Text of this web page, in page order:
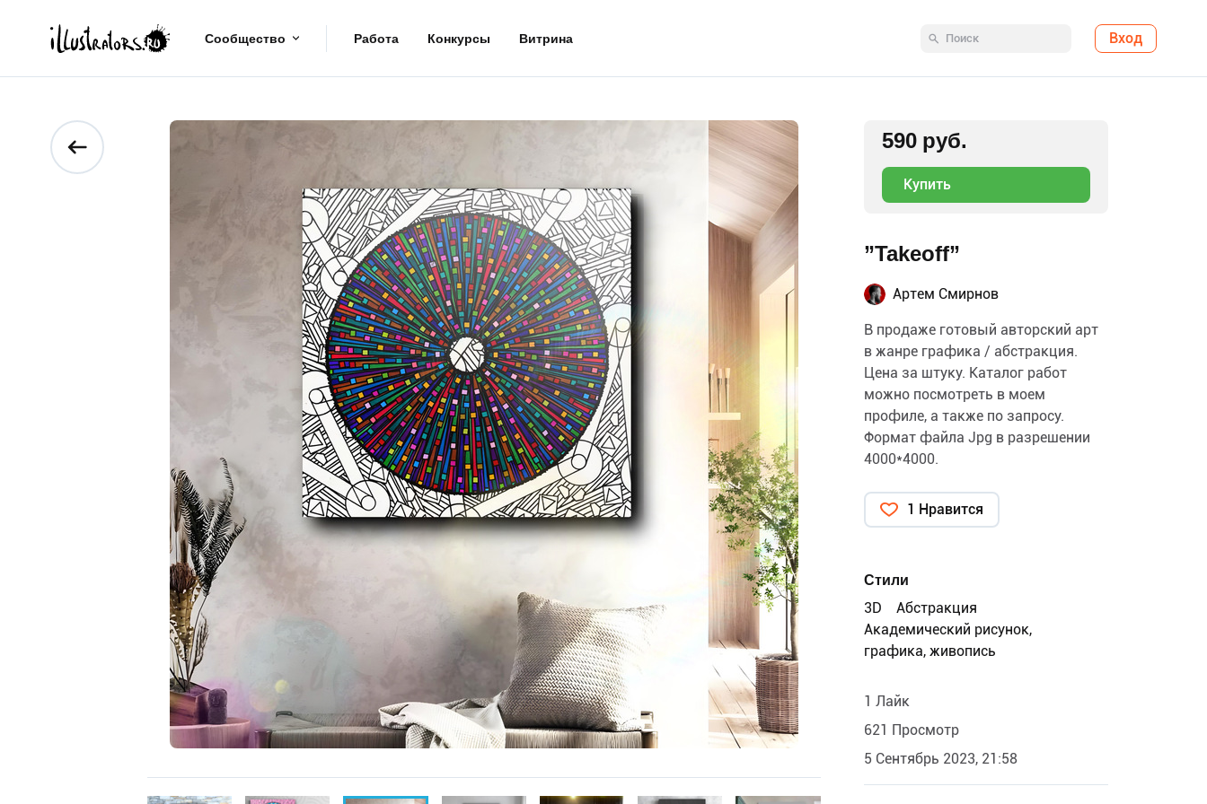
Сообщество Работа Конкурсы Витрина Вход
590 руб.
Купить
”Takeoff”
Артем Смирнов
В продаже готовый авторский арт
в жанре графика / абстракция.
Цена за штуку. Каталог работ
можно посмотреть в моем
профиле, а также по запросу.
Формат файла Jpg в разрешении
4000*4000.
1 Нравится
Стили
3D
Абстракция
Академический рисунок,
графика, живопись
1 Лайк
621 Просмотр
5 Сентябрь 2023, 21:58